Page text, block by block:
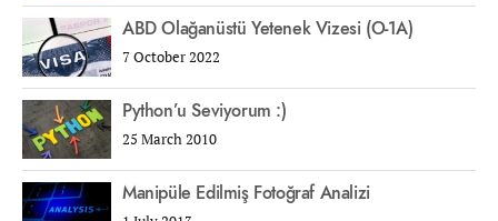
ABD Olağanüstü Yetenek Vizesi (O-1A)
7 October 2022
Python’u Seviyorum :)
25 March 2010
Manipüle Edilmiş Fotoğraf Analizi